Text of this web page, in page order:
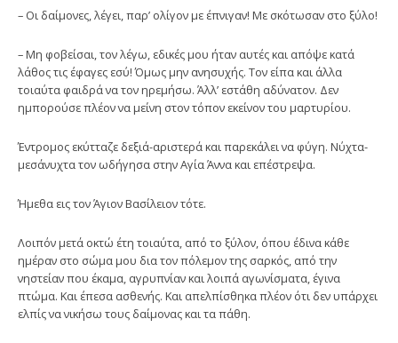
– Οι δαίμονες, λέγει, παρ’ ολίγον με έπνιγαν! Με σκότωσαν στο ξύλο!
– Μη φοβείσαι, τον λέγω, εδικές μου ήταν αυτές και απόψε κατά
λάθος τις έφαγες εσύ! Όμως μην ανησυχής. Τον είπα και άλλα
τοιαύτα φαιδρά να τον ηρεμήσω. Άλλ’ εστάθη αδύνατον. Δεν
ημπορούσε πλέον να μείνη στον τόπον εκείνον του μαρτυρίου.
Έντρομος εκύτταζε δεξιά-αριστερά και παρεκάλει να φύγη. Νύχτα-
μεσάνυχτα τον ωδήγησα στην Αγία Άννα και επέστρεψα.
Ήμεθα εις τον Άγιον Βασίλειον τότε.
Λοιπόν μετά οκτώ έτη τοιαύτα, από το ξύλον, όπου έδινα κάθε
ημέραν στο σώμα μου δια τον πόλεμον της σαρκός, από την
νηστείαν που έκαμα, αγρυπνίαν και λοιπά αγωνίσματα, έγινα
πτώμα. Και έπεσα ασθενής. Και απελπίσθηκα πλέον ότι δεν υπάρχει
ελπίς να νικήσω τους δαίμονας και τα πάθη.